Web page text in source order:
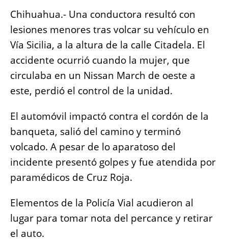
e
b
o
o
k
s
A
p
p
e
n
g
er
l y
Li
n
k
re
Chihuahua.- Una conductora resultó con
lesiones menores tras volcar su vehículo en
Vía Sicilia, a la altura de la calle Citadela. El
accidente ocurrió cuando la mujer, que
circulaba en un Nissan March de oeste a
este, perdió el control de la unidad.
El automóvil impactó contra el cordón de la
banqueta, salió del camino y terminó
volcado. A pesar de lo aparatoso del
incidente presentó golpes y fue atendida por
paramédicos de Cruz Roja.
Elementos de la Policía Vial acudieron al
lugar para tomar nota del percance y retirar
el auto.